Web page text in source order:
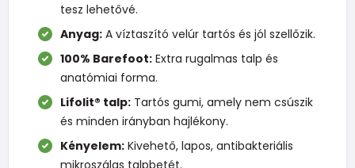
tesz lehetővé.
Anyag: A víztaszító velúr tartós és jól szellőzik.
100% Barefoot: Extra rugalmas talp és
anatómiai forma.
Lifolit® talp: Tartós gumi, amely nem csúszik
és minden irányban hajlékony.
Kényelem: Kivehető, lapos, antibakteriális